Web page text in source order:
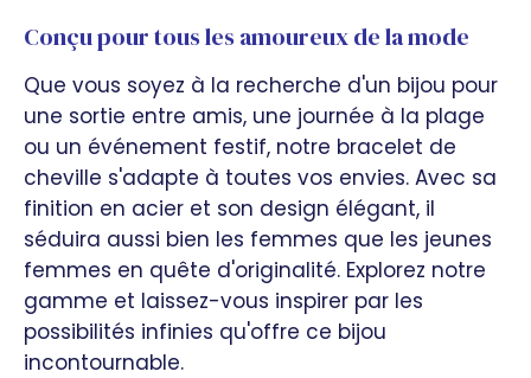
Conçu pour tous les amoureux de la mode
Que vous soyez à la recherche d'un bijou pour
une sortie entre amis, une journée à la plage
ou un événement festif, notre bracelet de
cheville s'adapte à toutes vos envies. Avec sa
finition en acier et son design élégant, il
séduira aussi bien les femmes que les jeunes
femmes en quête d'originalité. Explorez notre
gamme et laissez-vous inspirer par les
possibilités infinies qu'offre ce bijou
incontournable.